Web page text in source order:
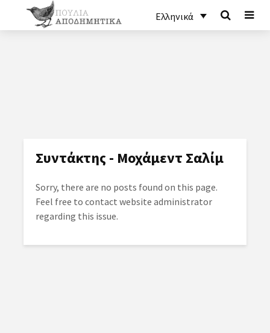
Ελληνικά
Συντάκτης - Μοχάμεντ Σαλίμ
Sorry, there are no posts found on this page.
Feel free to contact website administrator
regarding this issue.